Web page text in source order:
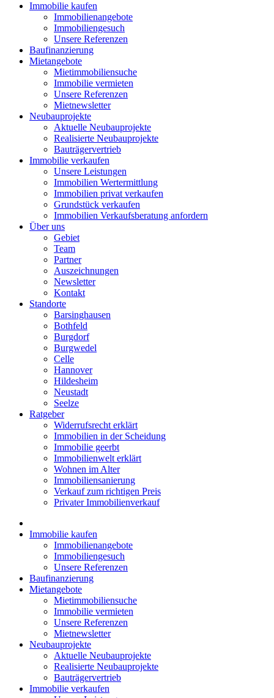
Immobilie kaufen
Immobilienangebote
Immobiliengesuch
Unsere Referenzen
Baufinanzierung
Mietangebote
Mietimmobiliensuche
Immobilie vermieten
Unsere Referenzen
Mietnewsletter
Neubauprojekte
Aktuelle Neubauprojekte
Realisierte Neubauprojekte
Bauträgervertrieb
Immobilie verkaufen
Unsere Leistungen
Immobilien Wertermittlung
Immobilien privat verkaufen
Grundstück verkaufen
Immobilien Verkaufsberatung anfordern
Über uns
Gebiet
Team
Partner
Auszeichnungen
Newsletter
Kontakt
Standorte
Barsinghausen
Bothfeld
Burgdorf
Burgwedel
Celle
Hannover
Hildesheim
Neustadt
Seelze
Ratgeber
Widerrufsrecht erklärt
Immobilien in der Scheidung
Immobilie geerbt
Immobilienwelt erklärt
Wohnen im Alter
Immobiliensanierung
Verkauf zum richtigen Preis
Privater Immobilienverkauf
Immobilie kaufen
Immobilienangebote
Immobiliengesuch
Unsere Referenzen
Baufinanzierung
Mietangebote
Mietimmobiliensuche
Immobilie vermieten
Unsere Referenzen
Mietnewsletter
Neubauprojekte
Aktuelle Neubauprojekte
Realisierte Neubauprojekte
Bauträgervertrieb
Immobilie verkaufen